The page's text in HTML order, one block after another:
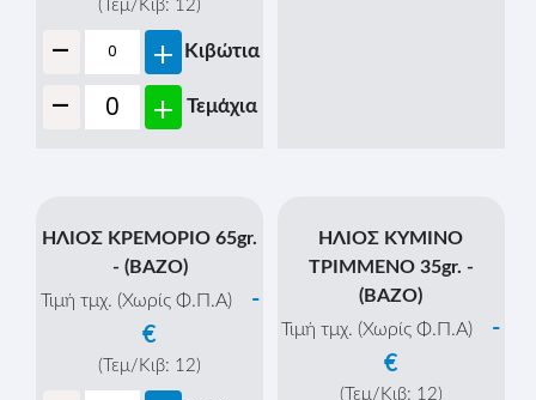
ΗΛΙΟΣ ΚΟΥΡΚΟΥΜΑΣ
(ΒΑΖΟ)
Τιμή τμχ. (Χωρίς Φ.Π.Α)
€
ΗΛΙΟΣ ΚΡΕΜΜΥΔΙ 30gr. -
(ΒΑΖΟ)
Τιμή τμχ. (Χωρίς Φ.Π.Α)
€
(Τεμ/Κιβ: 12)